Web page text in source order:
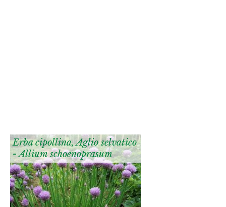
Erba cipollina, Aglio selvatico
- Allium schoenoprasum